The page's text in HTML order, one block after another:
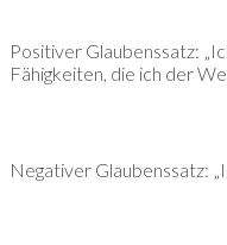
Positiver Glaubenssatz:
Fähigkeiten, die ich der
Negativer Glaubenssatz: